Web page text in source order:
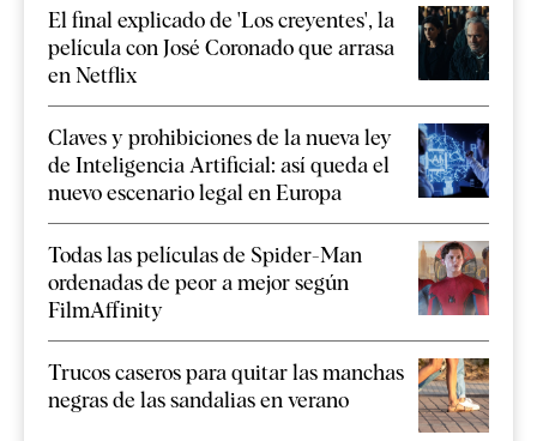
El final explicado de 'Los creyentes', la
película con José Coronado que arrasa
en Netflix
Claves y prohibiciones de la nueva ley
de Inteligencia Artificial: así queda el
nuevo escenario legal en Europa
Todas las películas de Spider-Man
ordenadas de peor a mejor según
FilmAffinity
Trucos caseros para quitar las manchas
negras de las sandalias en verano